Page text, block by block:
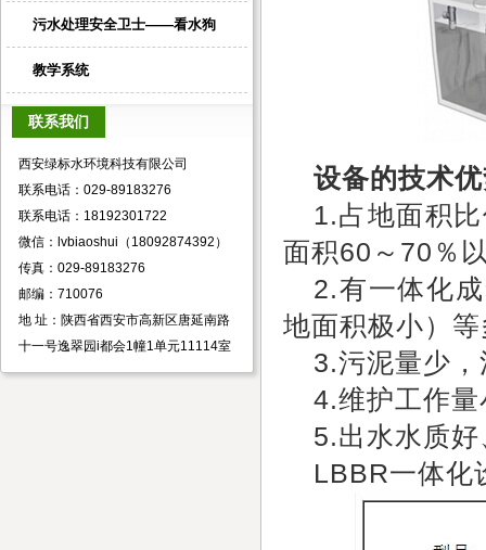
污水处理安全卫士——看水狗
教学系统
联系我们
西安绿标水环境科技有限公司
联系电话：029-89183276
联系电话：18192301722
微信：lvbiaoshui（18092874392）
传真：029-89183276
邮编：710076
地 址：陕西省西安市高新区唐延南路
十一号逸翠园i都会1幢1单元11114室
设备的技术
1.占地面积
面积60 ～ 70 ％
2.有一体化
地面积极小）
3.污泥量少
4.维护工作
5.出水水质
LBBR一体化